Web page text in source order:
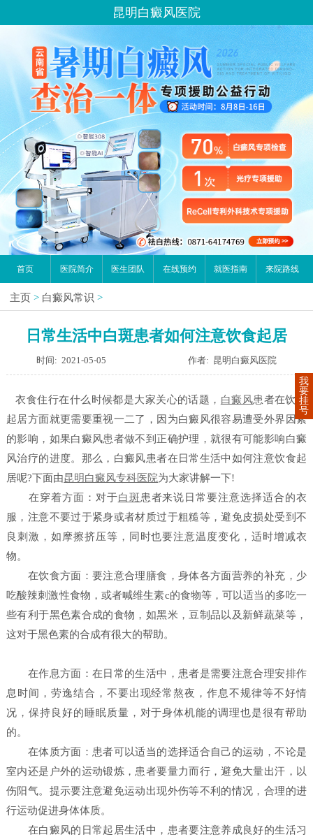
昆明白癜风医院
首页 医院简介 医生团队 在线预约 就医指南 来院路线
主页 > 白癜风常识 >
日常生活中白斑患者如何注意饮食起居
时间: 2021-05-05 作者: 昆明白癜风医院
衣食住行在什么时候都是大家关心的话题， 白癜风患者在饮食
起居方面就更需要重视一二了，因为白癜风很容易遭受外界因素
的影响，如果白癜风患者做不到正确护理，就很有可能影响白癜
风治疗的进度。那么，白癜风患者在日常生活中如何注意饮食起
居呢?下面由昆明白癜风专科医院为大家讲解一下!
在穿着方面：对于白斑患者来说日常要注意选择适合的衣
服，注意不要过于紧身或者材质过于粗糙等，避免皮损处受到不
良刺激，如摩擦挤压等，同时也要注意温度变化，适时增减衣
物。
在饮食方面：要注意合理膳食，身体各方面营养的补充，少
吃酸辣刺激性食物，或者喊维生素c的食物等，可以适当的多吃一
些有利于黑色素合成的食物，如黑米，豆制品以及新鲜蔬菜等，
这对于黑色素的合成有很大的帮助。
在作息方面：在日常的生活中，患者是需要注意合理安排作
息时间，劳逸结合，不要出现经常熬夜，作息不规律等不好情
况，保持良好的睡眠质量，对于身体机能的调理也是很有帮助
的。
在体质方面：患者可以适当的选择适合自己的运动，不论是
室内还是户外的运动锻炼，患者要量力而行，避免大量出汗，以
伤阳气。提示要注意避免运动出现外伤等不利的情况，合理的进
行运动促进身体体质。
在白癜风的日常起居生活中，患者要注意养成良好的生活习
我
要
挂
号